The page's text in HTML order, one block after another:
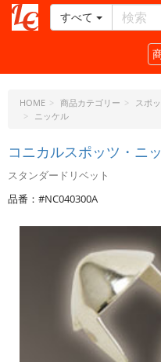
ー
ラ
フ
ド
ッ
ト・
ジ
すべて
HOME 商品カテゴリー スポ
ニッケル
コニカルスポッツ・ニ
スタンダードリベット
品番：#NC040300A